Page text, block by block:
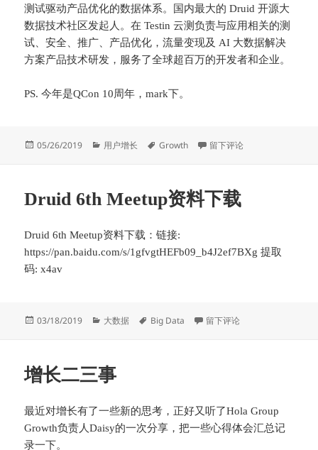
测试驱动产品优化的数据体系。国内最大的 Druid 开源大
数据技术社区发起人。在 Testin 云测负责与应用相关的测
试、安全、推广、产品优化，流量变现及 AI 大数据解决
方案产品技术研发，服务了全球超百万的开发者和企业。
PS. 今年是QCon 10周年，mark下。
发
05/26/2019
分
用户增长
标
Growth 于智能优化&AB测试-实验
留下评论
Druid 6th Meetup资料下载
Druid 6th Meetup资料下载：链接:
https://pan.baidu.com/s/1gfvgtHEFb09_b4J2ef7BXg 提取
码: x4av
发
03/18/2019
分
大数据
标
Big Data 于Druid 6th Meetup资料下载
留下评论
增长二三事
最近对增长有了一些新的思考，正好又听了Hola Group
Growth负责人Daisy的一次分享，把一些心得体会汇总记
录一下。